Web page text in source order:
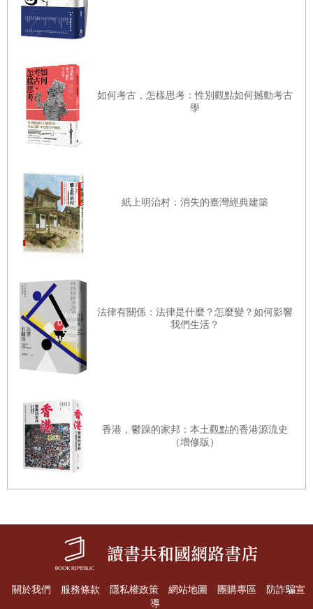
拯救世人靈魂時，發生了出人意料的事。為了化解不信者的疑問，我
透過研讀《聖經》來武裝自己，但我愈是鑽研，愈感受到福音書的耶
差異。上大學之後，我開始正式研習宗教史，然而起初的困惑不僅未
解，反而迅速擴大為對自我的全面懷疑。
福音派基督教的基礎，至少以我受的教導來看，是無條件地相信《聖
經》每個字句都來自上帝的啟示，因此《聖經》的文字是真實、忠於
原義、正確無誤的。然而，我很快就發現這個信念明顯有問題，毫無
疑問是錯的，而《聖經》也充滿了極為明確的謬誤與矛盾—一份文件
經過數千年與數百人的傳抄，出現錯誤是可預料的—我因此陷入混
亂，精神上完全失去了依靠。跟許多遭遇類似狀況的人一樣，我在氣
憤之下拋棄了基督教信仰，彷彿我受騙購買了一個昂貴的贗品。我開
始重新思考祖先的信仰與文化，並且從中找到年幼時未曾感受到的深
刻而親密的熟悉感，那種感覺就像與老朋友久別重逢。
在此同時，我持續進行我的宗教研究，潛心研讀《聖經》，但我不再
是過去那個盲從的信徒，而是追根究柢的學者。我不再拘泥於《聖
經》所有故事都是真實的信條，我從文本中看到更耐人尋味的真實，
愈瞭解他身處的動盪世界，以及他對羅馬暴政的反抗，我愈被他吸
引。事實上，耶穌以猶太農民與革命分子之姿，挑戰世界有史以來最
強大帝國而失敗的形貌，在我心中反而比教會塑造的超然絕塵形象更
的信從要比過去更為忠實，只不過我現在信從的是拿撒勒人的耶穌，
而非耶穌基督。我希望本書能以我當初傳布基督故事的熱忱，來傳布
歷史上的耶穌的福音。
如何考古，怎樣思考：性別觀點如何撼動考古
學
紙上明治村：消失的臺灣經典建築
法律有關係：法律是什麼？怎麼變？如何影響
我們生活？
香港，鬱躁的家邦：本土觀點的香港源流史
（增修版）
關於我們 服務條款 隱私權政策 網站地圖 團購專區
防詐騙宣
導